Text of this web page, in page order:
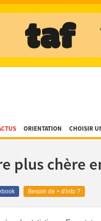
ORIENTATION CHOISIR
plus chère
Besoin de + d'info ?